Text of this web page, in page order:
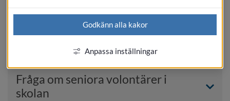
Fråga om AI-utvecklingen
Fråga om seniora volontärer i
skolan
Godkänn alla kakor
Anpassa inställningar